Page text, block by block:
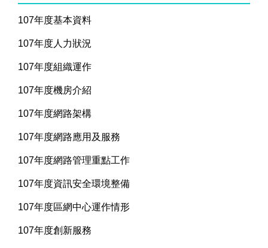
107年度基本資料
107年度人力狀況
107年度組織運作
107年度機房介紹
107年度網路架構
107年度網路應用及服務
107年度網路管理重點工作
107年度資訊安全環境整備
107年度區網中心運作情形
107年度創新服務